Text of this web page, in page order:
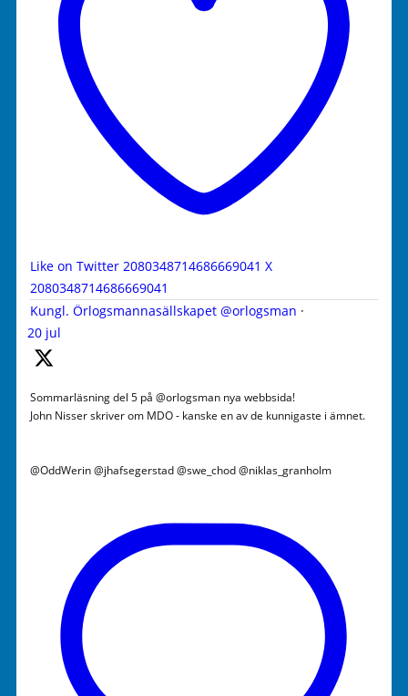
Like on Twitter 2080348714686669041 X
2080348714686669041
Kungl. Örlogsmannasällskapet @orlogsman ·
20 jul
Sommarläsning del 5 på @orlogsman nya webbsida!
John Nisser skriver om MDO - kanske en av de kunnigaste i ämnet.
@OddWerin @jhafsegerstad @swe_chod @niklas_granholm